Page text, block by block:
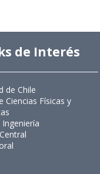
de Interés
de Chile
Ciencias Físicas y
Ingeniería